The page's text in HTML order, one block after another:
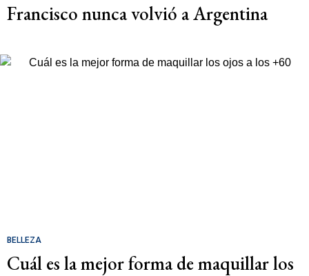
Francisco nunca volvió a Argentina
BELLEZA
Cuál es la mejor forma de maquillar los